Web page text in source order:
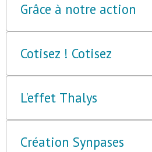
Grâce à notre action
Cotisez ! Cotisez
L'effet Thalys
Création Synpases